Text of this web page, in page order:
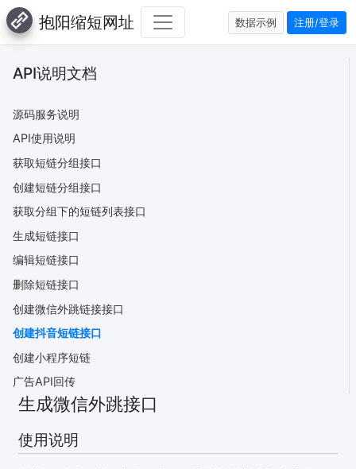
抱阳缩短网址 数据示例 注册/登录
API说明文档
源码服务说明
API使用说明
获取短链分组接口
创建短链分组接口
获取分组下的短链列表接口
生成短链接口
编辑短链接口
删除短链接口
创建微信外跳链接接口
创建抖音短链接口
创建小程序短链
广告API回传
生成微信外跳接口
使用说明